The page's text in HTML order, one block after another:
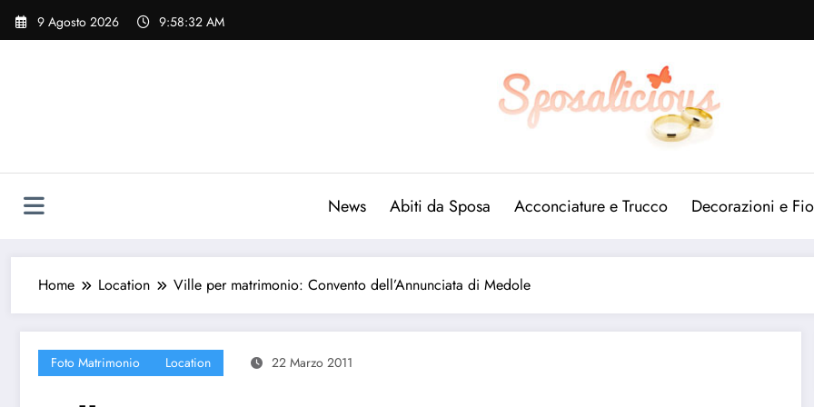
Vai
9 Agosto 2026 9:58:33 AM
News Abiti da Sposa Acconciature e Trucco Decorazioni e
Home Location Ville per matrimonio: Convento dell’Annunciata di Medole
Foto Matrimonio Location 22 Marzo 2011